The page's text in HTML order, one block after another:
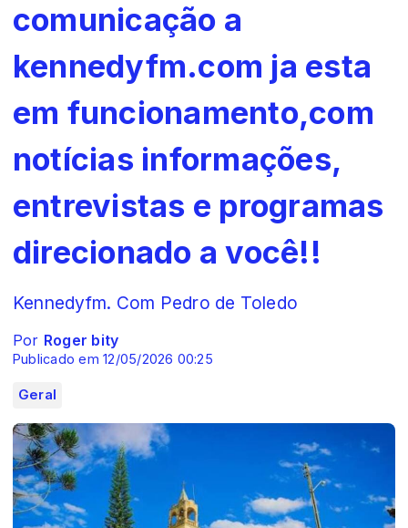
comunicação a
kennedyfm.com ja esta
em funcionamento,com
notícias informações,
entrevistas e programas
direcionado a você!!
Kennedyfm. Com Pedro de Toledo
Por Roger bity
Publicado em 12/05/2026 00:25
Geral